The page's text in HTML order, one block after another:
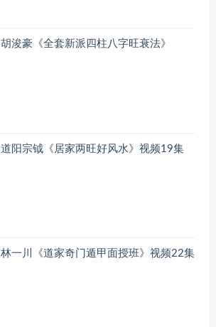
胡浚豪《全套新派四柱八字旺衰法》
道阳宗钺《居家两旺好风水》视频19集
林一川《道家奇门遁甲面授班》视频22集